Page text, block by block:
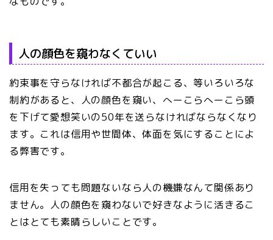
人の顔色を窺わなくていい
約束事を守らなければ不都合が起こる、等いろいろな
制約があると、人の顔色を窺い、へーこらへーこら頭
を下げて愛想笑いの50年を送らなければならなくなり
ます。これは信用や世間体、体面を気にすることによ
る弊害です。
信用を失っても問題ないなら人の機嫌なんて関係あり
ません。人の顔色を窺わないで好きなように活きるこ
とはとても素晴らしいことです。